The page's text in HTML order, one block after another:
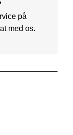
på
med os.